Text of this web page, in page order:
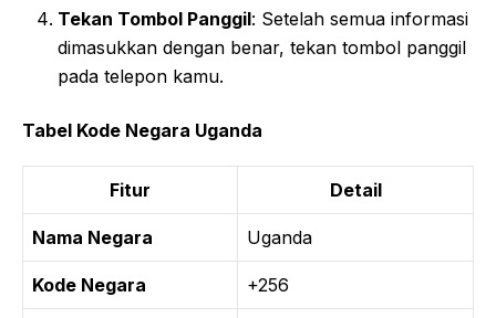
Tekan Tombol Panggil: Setelah semua informasi
dimasukkan dengan benar, tekan tombol panggil
pada telepon kamu.
Tabel Kode Negara Uganda
Fitur Detail
Nama Negara Uganda
Kode Negara +256